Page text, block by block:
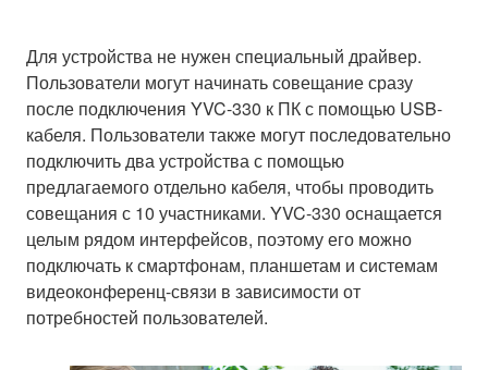
Для устройства не нужен специальный драйвер.
Пользователи могут начинать совещание сразу
после подключения YVC-330 к ПК с помощью USB-
кабеля. Пользователи также могут последовательно
подключить два устройства с помощью
предлагаемого отдельно кабеля, чтобы проводить
совещания с 10 участниками. YVC-330 оснащается
целым рядом интерфейсов, поэтому его можно
подключать к смартфонам, планшетам и системам
видеоконференц-связи в зависимости от
потребностей пользователей.